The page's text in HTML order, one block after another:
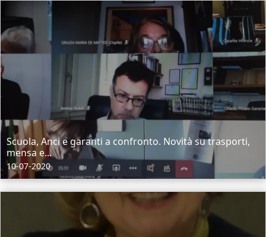
Scuola, Anci e garanti a confronto. Novità su trasporti,
mensa e...
10-07-2020